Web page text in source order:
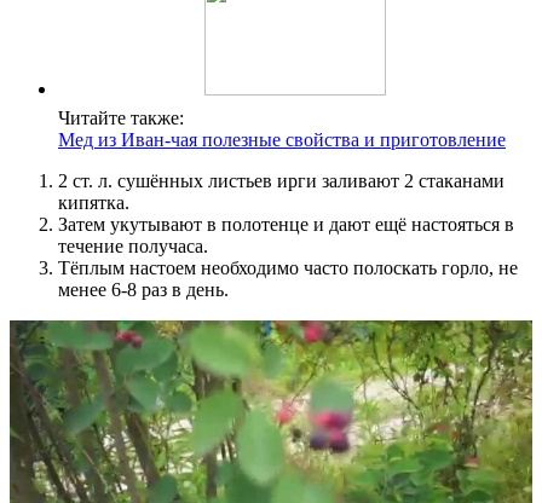
Читайте также:
Мед из Иван-чая полезные свойства и приготовление
2 ст. л. сушённых листьев ирги заливают 2 стаканами
кипятка.
Затем укутывают в полотенце и дают ещё настояться в
течение получаса.
Тёплым настоем необходимо часто полоскать горло, не
менее 6-8 раз в день.